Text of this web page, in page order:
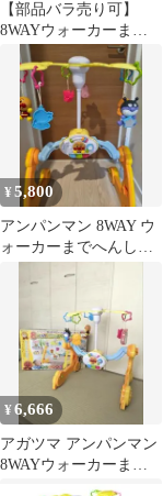
【部品バラ売り可】
8WAYウォーカーまで
へんしん！よくばりメ
リー アガツマ
¥5,800
アンパンマン 8WAY ウ
ォーカーまでへんしん!
¥6,666
アガツマ アンパンマン
8WAYウォーカーまで